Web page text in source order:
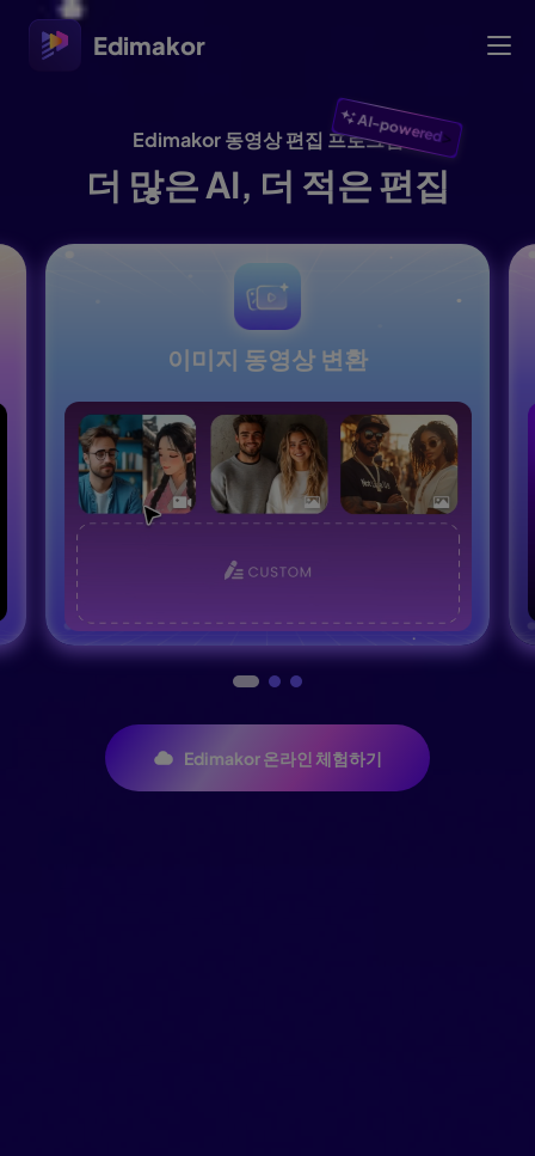
Edimakor
Edimakor 동영상 편집 프로그램
AI-powered>
더 많은 AI, 더 적은 편집
이미지 동영상 변환
Edimakor 온라인 체험하기